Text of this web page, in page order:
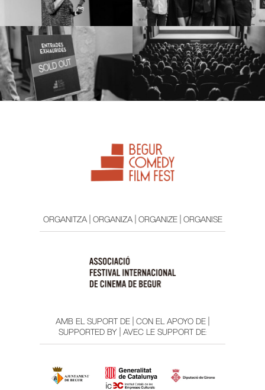
ORGANITZA | ORGANIZA | ORGANIZE | ORGANISE
AMB EL SUPORT DE | CON EL APOYO DE |
SUPPORTED BY | AVEC LE SUPPORT DE: